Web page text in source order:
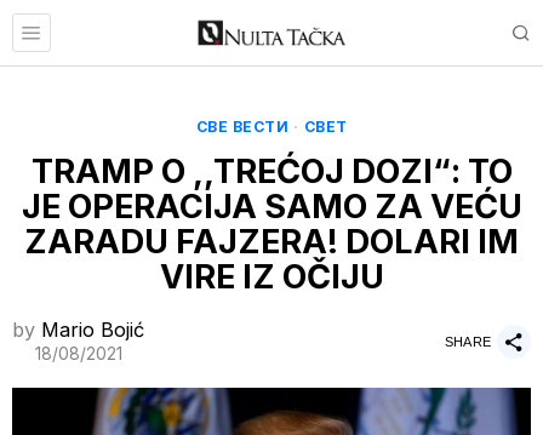
СВЕ ВЕСТИ · СВЕТ
TRAMP O ,,TREĆOJ DOZI“: TO
JE OPERACIJA SAMO ZA VEĆU
ZARADU FAJZERA! DOLARI IM
VIRE IZ OČIJU
by Mario Bojić
18/08/2021
SHARE